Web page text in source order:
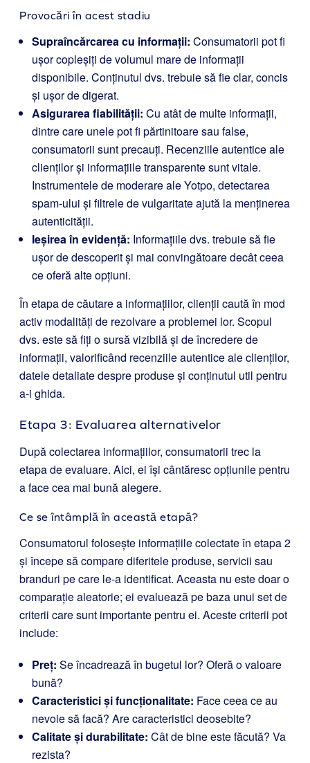
Provocări în acest stadiu
Supraîncărcarea cu informații: Consumatorii pot fi
ușor copleșiți de volumul mare de informații
disponibile. Conținutul dvs. trebuie să fie clar, concis
și ușor de digerat.
Asigurarea fiabilității: Cu atât de multe informații,
dintre care unele pot fi părtinitoare sau false,
consumatorii sunt precauți. Recenziile autentice ale
clienților și informațiile transparente sunt vitale.
Instrumentele de moderare ale Yotpo, detectarea
spam-ului și filtrele de vulgaritate ajută la menținerea
autenticității.
Ieșirea în evidență: Informațiile dvs. trebuie să fie
ușor de descoperit și mai convingătoare decât ceea
ce oferă alte opțiuni.
În etapa de căutare a informațiilor, clienții caută în mod
activ modalități de rezolvare a problemei lor. Scopul
dvs. este să fiți o sursă vizibilă și de încredere de
informații, valorificând recenziile autentice ale clienților,
datele detaliate despre produse și conținutul util pentru
a-i ghida.
Etapa 3: Evaluarea alternativelor
După colectarea informațiilor, consumatorii trec la
etapa de evaluare. Aici, ei își cântăresc opțiunile pentru
a face cea mai bună alegere.
Ce se întâmplă în această etapă?
Consumatorul folosește informațiile colectate în etapa 2
și începe să compare diferitele produse, servicii sau
branduri pe care le-a identificat. Aceasta nu este doar o
comparație aleatorie; ei evaluează pe baza unui set de
criterii care sunt importante pentru ei. Aceste criterii pot
include:
Preț: Se încadrează în bugetul lor? Oferă o valoare
bună?
Caracteristici și funcționalitate: Face ceea ce au
nevoie să facă? Are caracteristici deosebite?
Calitate și durabilitate: Cât de bine este făcută? Va
rezista?